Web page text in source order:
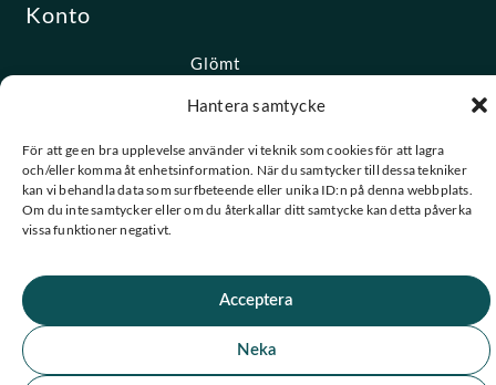
Hantera samtycke
För att ge en bra upplevelse använder vi teknik som cookies för att lagra
och/eller komma åt enhetsinformation. När du samtycker till dessa tekniker
kan vi behandla data som surfbeteende eller unika ID:n på denna webbplats.
Om du inte samtycker eller om du återkallar ditt samtycke kan detta påverka
vissa funktioner negativt.
Acceptera
Neka
Konto
Glömt
★ Trustpilot
★ ★ ★ ★ ★
Se alla våra omdömen
o
g